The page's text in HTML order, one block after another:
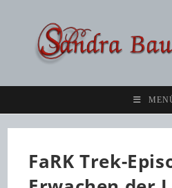
springen
FaRK Trek-